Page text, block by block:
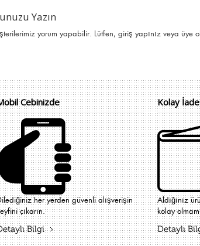
Yazın
yorum yapabilir. Lütfen,giriş yapınız veya üye
Cebinizde
her yerden güvenli alışverişin
çıkarın.
Bilgi
Kolay İade
Aldığınız
kolay
Detaylı